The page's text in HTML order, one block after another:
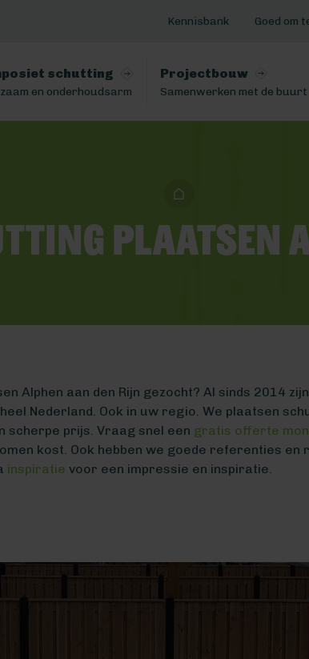
Kennisbank Goed om
schutting
en onderhoudsarm
Projectbouw
Samenwerken met de buurt
plaatsen
Alphen aan den Rijn gezocht? Al sinds 2014
Nederland. Ook in uw regio. We plaatsen
scherpe prijs. Vraag snel een gratis offerte
kost. Ook hebben we goede referenties en
inspiratie voor een impressie en inspiratie.